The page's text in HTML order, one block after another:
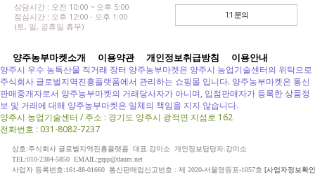
상담시간 : 오전 10:00 ~ 오후 5:00
점심시간 : 오후 12:00 - 오후 1:00
(토, 일, 공휴일 휴무)
1:1 문의
양주농부마켓소개 이용약관 개인정보취급방침 이용안내
양주시 우수 농특산물 직거래 장터 양주농부마켓은 양주시 농업기술센터의 위탁으로
주식회사 글로벌지역진흥플랫폼에서 관리하는 쇼핑몰 입니다. 양주농부마켓은 통신
판매중개자로서 양주농부마켓의 거래당사자가 아니며, 입점판매자가 등록한 상품정
보 및 거래에 대해 양주농부마켓은 일체의 책임을 지지 않습니다.
양주시 농업기술센터 / 주소 : 경기도 양주시 광적면 지섬로 162
전화번호 : 031-8082-7237
상호:주식회사 글로벌지역진흥플랫폼 대표:강미소 개인정보담당자:강미소
TEL:010-2384-5850 EMAIL:grpp@daum.net
사업자 등록번호:161-88-01660 통신판매업신고번호 : 제 2020-서울영등포-1057호 [사업자정보확